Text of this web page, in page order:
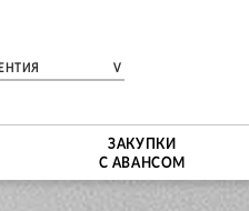
V
ЗАКУПКИ
С АВАНСОМ